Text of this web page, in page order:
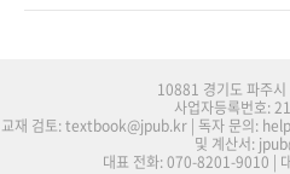
10881 경기도 파주
사업자등록번호:
교재 검토: textbook@jpub.kr | 독자 문의:
및 계산서:
대표 전화: 070-8201-9010 |